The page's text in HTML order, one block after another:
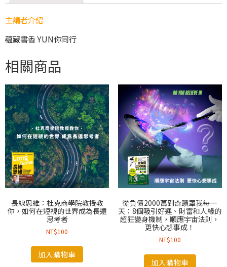
主講者介紹
蘊藏書香 YUN你同行
相關商品
長線思維：杜克商學院教授教
你，如何在短視的世界成為長遠
思考者
NT$100
加入購物車
從負債2000萬到奇蹟罩我每一
天：8個吸引好運、財富和人緣的
超狂變身機制，順應宇宙法則，
更快心想事成！
NT$100
加入購物車